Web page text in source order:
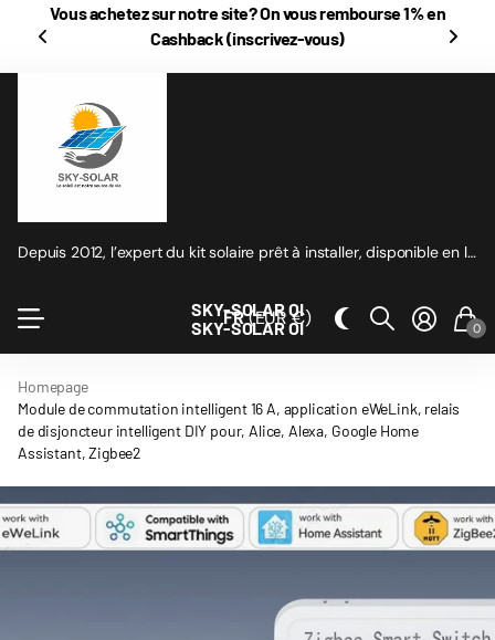
Vous achetez sur notre site? On vous rembourse1% en
Cashback(inscrivez-vous)
Depuis 2012, l’expert du kit solaire prêt à installer, disponible en ligne
SKY-SOLAR OI
SKY-SOLAR OI
FR(EUR €) 0
Homepage
Module de commutation intelligent 16 A, application eWeLink, relais
de disjoncteur intelligent DIY pour, Alice, Alexa, Google Home
Assistant, Zigbee2